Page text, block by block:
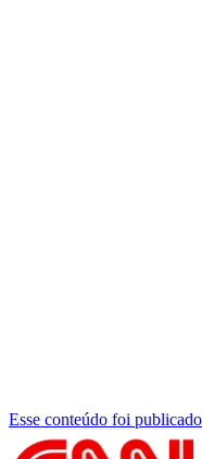
Esse conteúdo foi